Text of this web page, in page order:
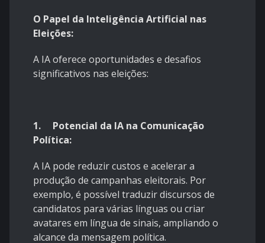
O Papel da Inteligência Artificial nas
Eleições:
A IA oferece oportunidades e desafios
significativos nas eleições:
1.
Potencial da IA na Comunicação
Política:
A IA pode reduzir custos e acelerar a
produção de campanhas eleitorais. Por
exemplo, é possível traduzir discursos de
candidatos para várias línguas ou criar
avatares em língua de sinais, ampliando o
alcance da mensagem política.